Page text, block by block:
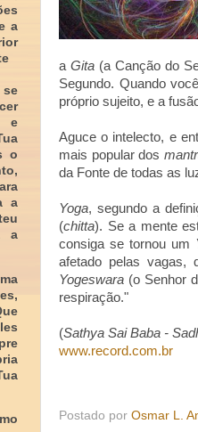
aGita (a Canção do
Segundo. Quando
próprio sujeito, e a
Aguce o intelecto, e
mais popular dos
da Fonte de todas as
Yoga, segundo a
(chitta). Se a mente
consiga se tornou um
afetado pelas vagas,
Yogeswara (o Senhor
respiração."
(Sathya Sai Baba -
www.record.com.br
Postado por Osmar L.
a
e
o
a
a